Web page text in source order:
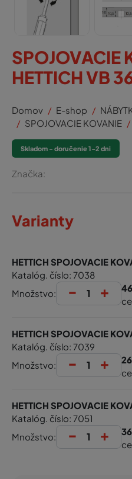
SPOJOVACIE
HETTICH VB
Domov E-shop
SPOJOVACIE KOVANIE
Skladom - doručenie 1-2 dni
Značka:
Varianty
HETTICH SPOJOVACIE
Katalóg. číslo: 7038
Množstvo:
- +
HETTICH SPOJOVACIE
Katalóg. číslo: 7039
Množstvo:
- +
HETTICH SPOJOVACIE
Katalóg. číslo: 7051
Množstvo:
- +